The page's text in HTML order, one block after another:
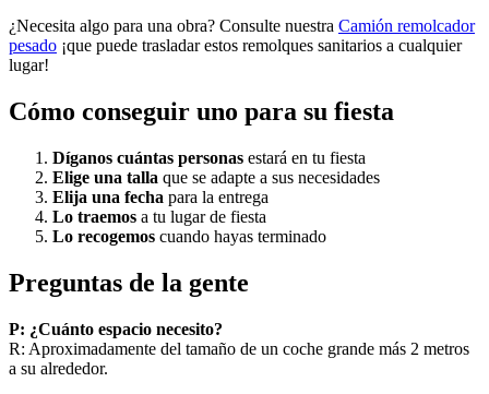
¿Necesita algo para una obra? Consulte nuestra Camión remolcador
pesado ¡que puede trasladar estos remolques sanitarios a cualquier
lugar!
Cómo conseguir uno para su fiesta
Díganos cuántas personas estará en tu fiesta
Elige una talla que se adapte a sus necesidades
Elija una fecha para la entrega
Lo traemos a tu lugar de fiesta
Lo recogemos cuando hayas terminado
Preguntas de la gente
P: ¿Cuánto espacio necesito?
R: Aproximadamente del tamaño de un coche grande más 2 metros
a su alrededor.